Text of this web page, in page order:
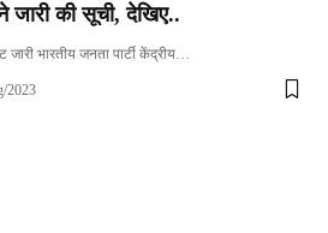
की सूची, देखिए..
भारतीय जनता पार्टी केंद्रीय…
2023